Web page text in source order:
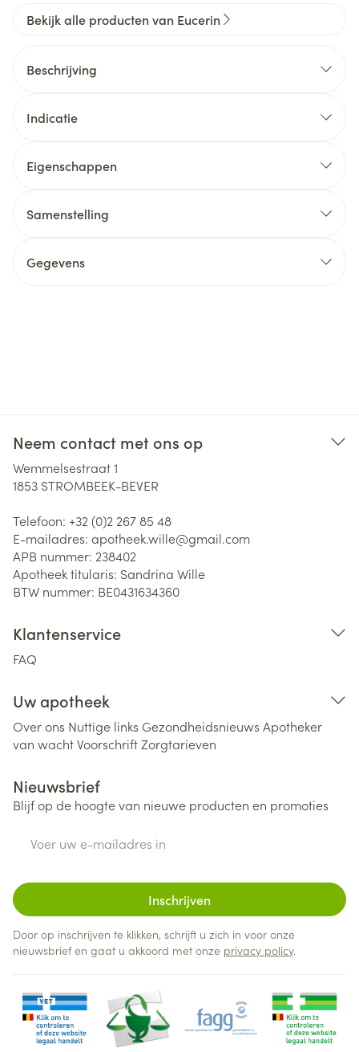
Bekijk alle producten van Eucerin
Beschrijving
Indicatie
Eigenschappen
Samenstelling
Gegevens
Neem contact met ons op
Wemmelsestraat 1
1853 STROMBEEK-BEVER
Telefoon: +32 (0)2 267 85 48
E-mailadres: apotheek.wille@gmail.com
APB nummer: 238402
Apotheek titularis: Sandrina Wille
BTW nummer: BE0431634360
Klantenservice
FAQ
Uw apotheek
Over ons Nuttige links Gezondheidsnieuws Apotheker
van wachtVoorschriftZorgtarieven
Nieuwsbrief
Blijf op de hoogte van nieuwe producten en promoties
Inschrijven
Door op inschrijven te klikken, schrijft u zich in voor onze
nieuwsbrief en gaat u akkoord met onze privacy policy.